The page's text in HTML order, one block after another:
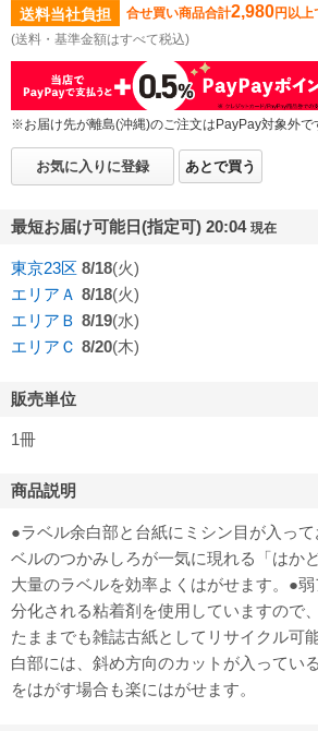
送料当社負担 合せ買い商品合計2,980円以上
(送料・基準金額はすべて税込)
※お届け先が離島(沖縄)のご注文はPayPay対象外で
お気に入りに登録 あとで買う
最短お届け可能日(指定可) 20:04 現在
東京23区 8/18(火)
エリアＡ 8/18(火)
エリアＢ 8/19(水)
エリアＣ 8/20(木)
販売単位
1冊
商品説明
●ラベル余白部と台紙にミシン目が入っ
ベルのつかみしろが一気に現れる「はか
大量のラベルを効率よくはがせます。●
分化される粘着剤を使用していますので
たままでも雑誌古紙としてリサイクル可
白部には、斜め方向のカットが入ってい
をはがす場合も楽にはがせます。